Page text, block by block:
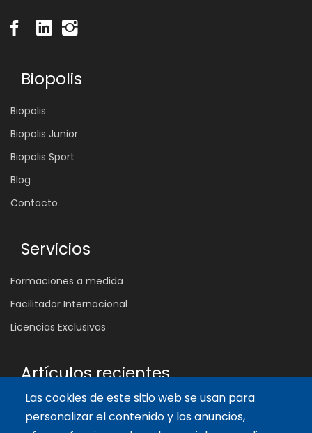
Las cookies de este sitio web se usan para
personalizar el contenido y los anuncios,
Biopolis
Biopolis
Biopolis Junior
Biopolis Sport
Blog
Contacto
Servicios
Formaciones a medida
Facilitador Internacional
Licencias Exclusivas
Artículos recientes
¿Por qué muchas reuniones no cambian nada?
4 Ago 2026